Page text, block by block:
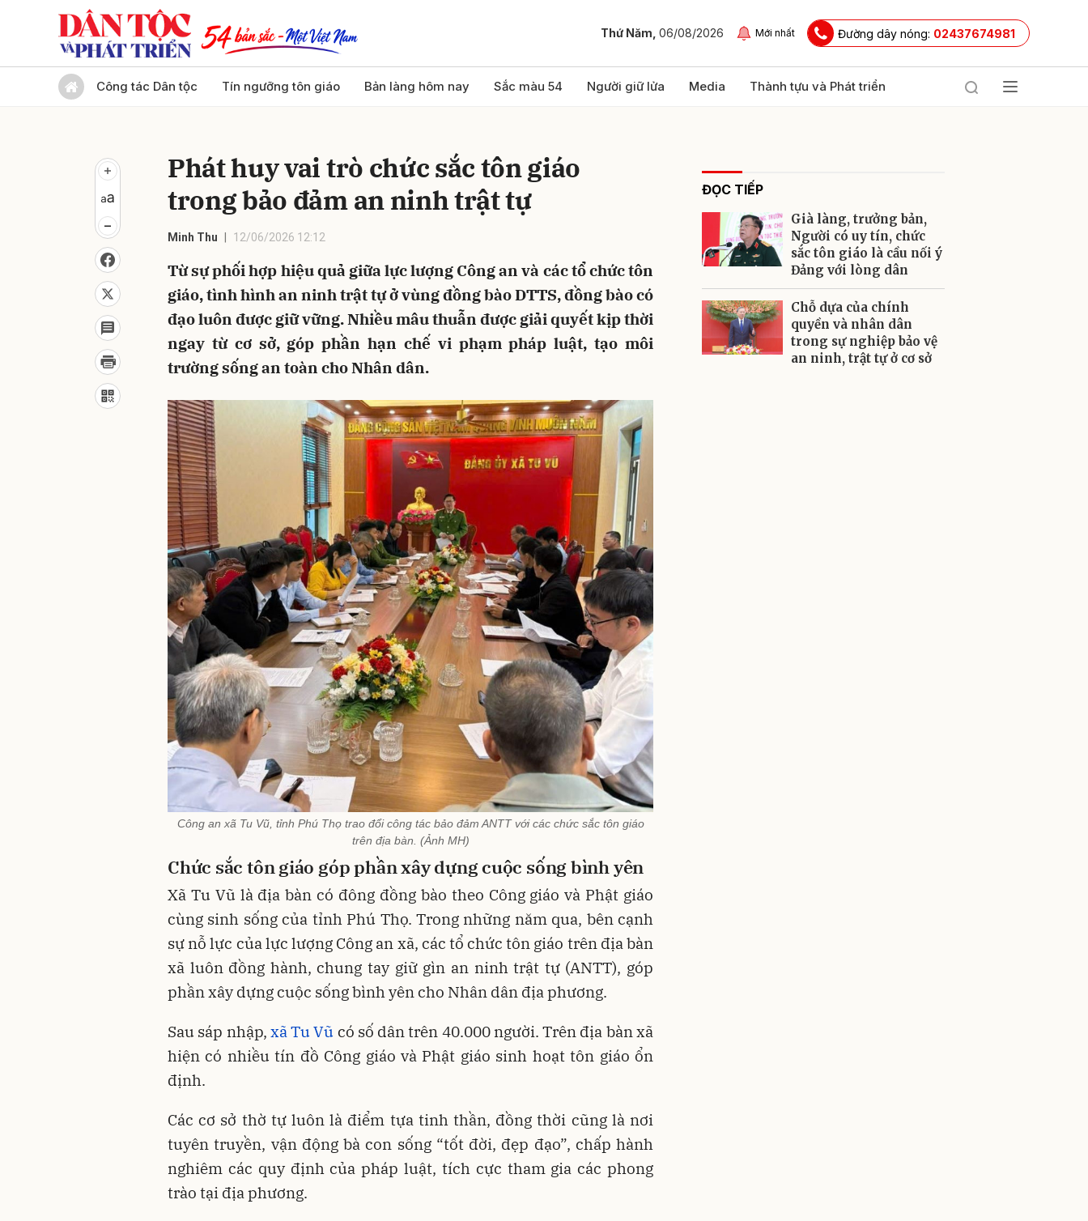
Thứ Năm, 06/08/2026 Mới nhất Đường dây nóng: 02437674981
Công tác Dân tộc Tín ngưỡng tôn giáo Bản làng hôm nay Sắc màu 54 Người giữ lửa Media Thành tựu và Phát triển
Phát huy vai trò chức sắc tôn giáo
trong bảo đảm an ninh trật tự
Minh Thu 12/06/2026 12:12
Từ sự phối hợp hiệu quả giữa lực lượng Công an và các tổ chức tôn
giáo, tình hình an ninh trật tự ở vùng đồng bào DTTS, đồng bào có
đạo luôn được giữ vững. Nhiều mâu thuẫn được giải quyết kịp thời
ngay từ cơ sở, góp phần hạn chế vi phạm pháp luật, tạo môi
trường sống an toàn cho Nhân dân.
Công an xã Tu Vũ, tỉnh Phú Thọ trao đổi công tác bảo đảm ANTT với các chức sắc tôn giáo
trên địa bàn. (Ảnh MH)
Chức sắc tôn giáo góp phần xây dựng cuộc sống bình yên
Xã Tu Vũ là địa bàn có đông đồng bào theo Công giáo và Phật giáo
cùng sinh sống của tỉnh Phú Thọ. Trong những năm qua, bên cạnh
sự nỗ lực của lực lượng Công an xã, các tổ chức tôn giáo trên địa bàn
xã luôn đồng hành, chung tay giữ gìn an ninh trật tự (ANTT), góp
phần xây dựng cuộc sống bình yên cho Nhân dân địa phương.
Sau sáp nhập, xã Tu Vũ có số dân trên 40.000 người. Trên địa bàn xã
hiện có nhiều tín đồ Công giáo và Phật giáo sinh hoạt tôn giáo ổn
định.
Các cơ sở thờ tự luôn là điểm tựa tinh thần, đồng thời cũng là nơi
tuyên truyền, vận động bà con sống “tốt đời, đẹp đạo”, chấp hành
nghiêm các quy định của pháp luật, tích cực tham gia các phong
trào tại địa phương.
ĐỌC TIẾP
Già làng, trưởng bản,
Người có uy tín, chức
sắc tôn giáo là cầu nối ý
Đảng với lòng dân
Chỗ dựa của chính
quyền và nhân dân
trong sự nghiệp bảo vệ
an ninh, trật tự ở cơ sở
Gửi bình luận
Hủy Gửi